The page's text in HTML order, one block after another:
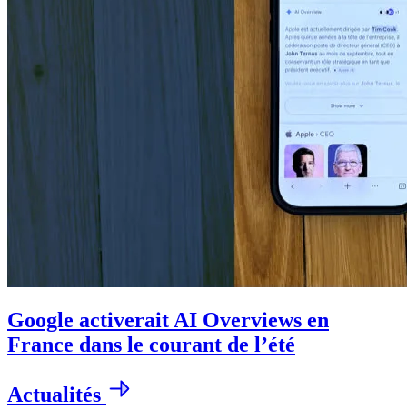
Google activerait AI Overviews en
France dans le courant de l’été
Actualités